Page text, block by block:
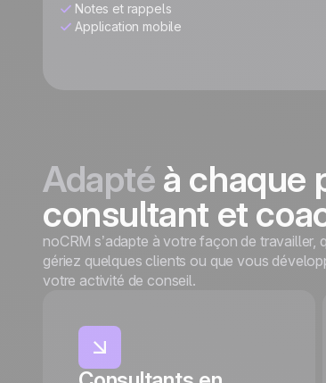
Notes et rappels
Application mobile
Adapté à chaque
consultant et
noCRM s’adapte à votre façon de travailler,
gériez quelques clients ou que vous
votre activité de conseil.